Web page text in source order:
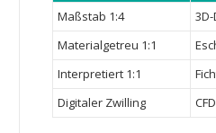
Maßstab 1:4
Materialgetreu ‌1:1
Interpretiert ‌1:1
Digitaler Zwilling